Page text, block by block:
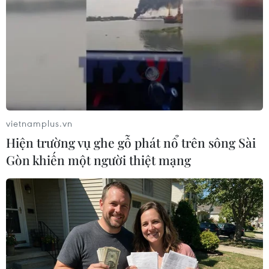
Nhưng bàn thắng không được công nhận vì lỗi việt vị. Trọng tài
chính đã mất nhiều thời gian để kiểm tra VAR. (Ảnh:
vietnamplus.vn
Hiện trường vụ ghe gỗ phát nổ trên sông Sài
Gòn khiến một người thiệt mạng